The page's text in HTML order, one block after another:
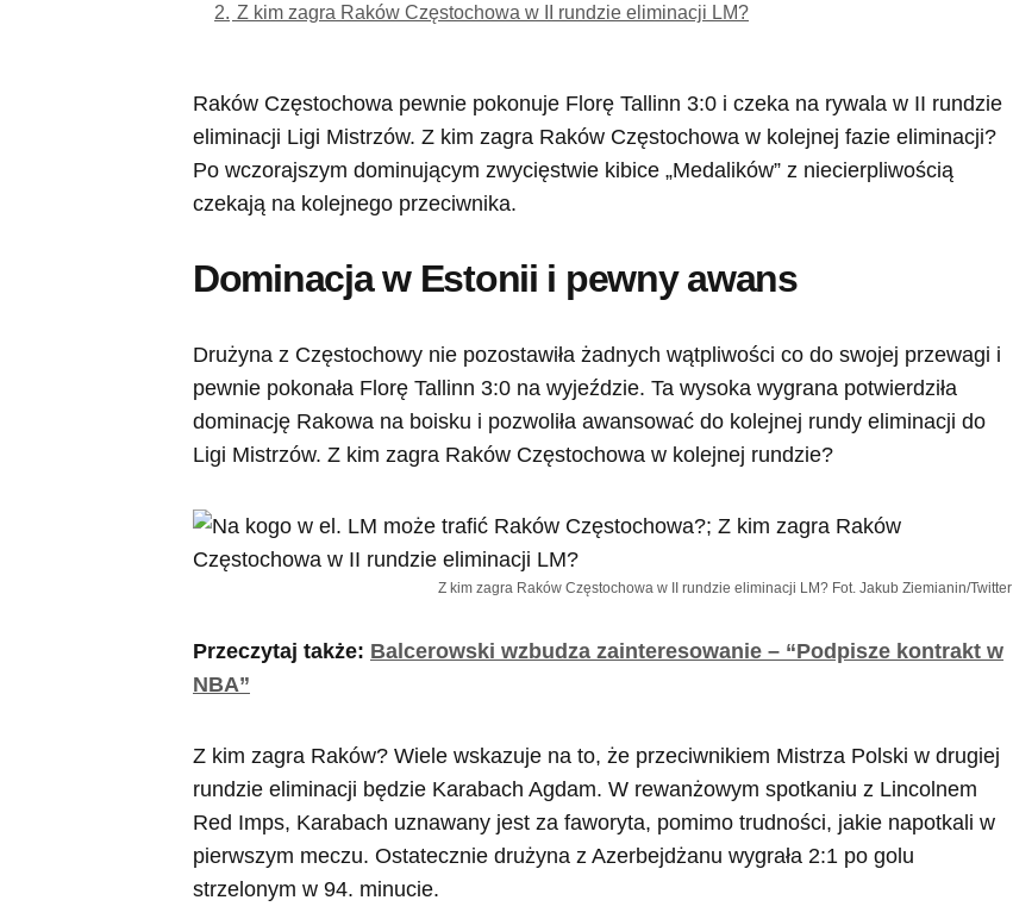
2. Z kim zagra Raków Częstochowa w II rundzie eliminacji LM?
Raków Częstochowa pewnie pokonuje Florę Tallinn 3:0 i czeka na rywala w II rundzie
eliminacji Ligi Mistrzów. Z kim zagra Raków Częstochowa w kolejnej fazie eliminacji?
Po wczorajszym dominującym zwycięstwie kibice „Medalików” z niecierpliwością
czekają na kolejnego przeciwnika.
Dominacja w Estonii i pewny awans
Drużyna z Częstochowy nie pozostawiła żadnych wątpliwości co do swojej przewagi i
pewnie pokonała Florę Tallinn 3:0 na wyjeździe. Ta wysoka wygrana potwierdziła
dominację Rakowa na boisku i pozwoliła awansować do kolejnej rundy eliminacji do
Ligi Mistrzów. Z kim zagra Raków Częstochowa w kolejnej rundzie?
Z kim zagra Raków Częstochowa w II rundzie eliminacji LM? Fot. Jakub Ziemianin/Twitter
Przeczytaj także: Balcerowski wzbudza zainteresowanie – “Podpisze kontrakt w
NBA”
Z kim zagra Raków? Wiele wskazuje na to, że przeciwnikiem Mistrza Polski w drugiej
rundzie eliminacji będzie Karabach Agdam. W rewanżowym spotkaniu z Lincolnem
Red Imps, Karabach uznawany jest za faworyta, pomimo trudności, jakie napotkali w
pierwszym meczu. Ostatecznie drużyna z Azerbejdżanu wygrała 2:1 po golu
strzelonym w 94. minucie.